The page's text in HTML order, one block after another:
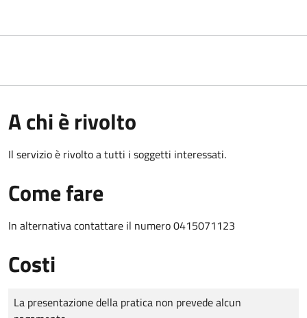
A chi è rivolto
Il servizio è rivolto a tutti i soggetti interessati.
Come fare
In alternativa contattare il numero 0415071123
Costi
Tipo di pagamento
Importo
La presentazione della pratica non prevede alcun